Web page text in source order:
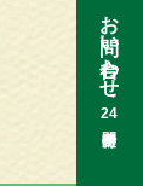
お問い合わせ
24